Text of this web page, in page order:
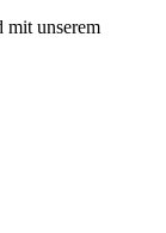
mit unserem